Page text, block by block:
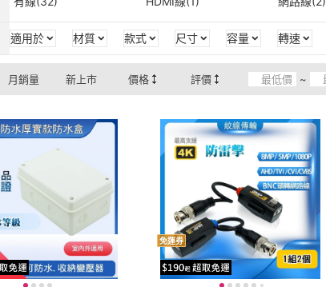
適用於 材質 款式 尺寸 容量 轉速
月銷量 新上市 價格 評價 ~
免運券